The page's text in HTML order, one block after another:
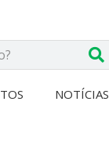
NOTÍCIAS